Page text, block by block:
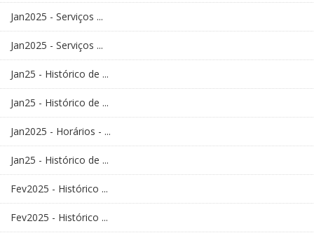
Jan2025 - Serviços ...
Jan2025 - Serviços ...
Jan25 - Histórico de ...
Jan25 - Histórico de ...
Jan2025 - Horários - ...
Jan25 - Histórico de ...
Fev2025 - Histórico ...
Fev2025 - Histórico ...